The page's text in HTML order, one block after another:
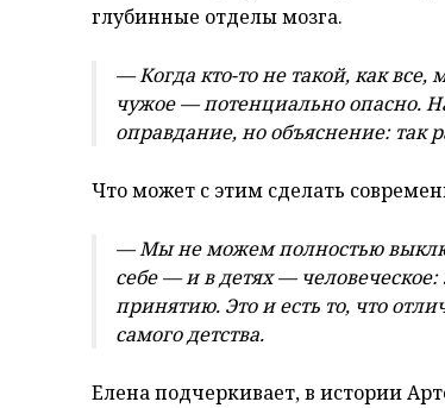
глубинные отделы мозга.
— Когда кто-то не такой, как все,
чужое — потенциально опасно.
оправдание, но объяснение: так
Что может с этим сделать
— Мы не можем полностью
себе — и в детях —
принятию. Это и есть то, что
самого детства.
Елена подчеркивает, в истории